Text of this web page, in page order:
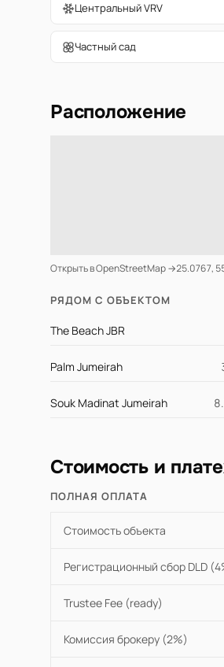
Центральный VRV
Частный сад
Расположение
Открыть в OpenStreetMap →25.0767,
РЯДОМ С ОБЪЕКТОМ
The Beach JBR
Palm Jumeirah
Souk Madinat Jumeirah
Стоимость и
ПОЛНАЯ ОПЛАТА
Стоимость объекта
Регистрационный сбор DLD
Trustee Fee (ready)
Комиссия брокеру (2%)